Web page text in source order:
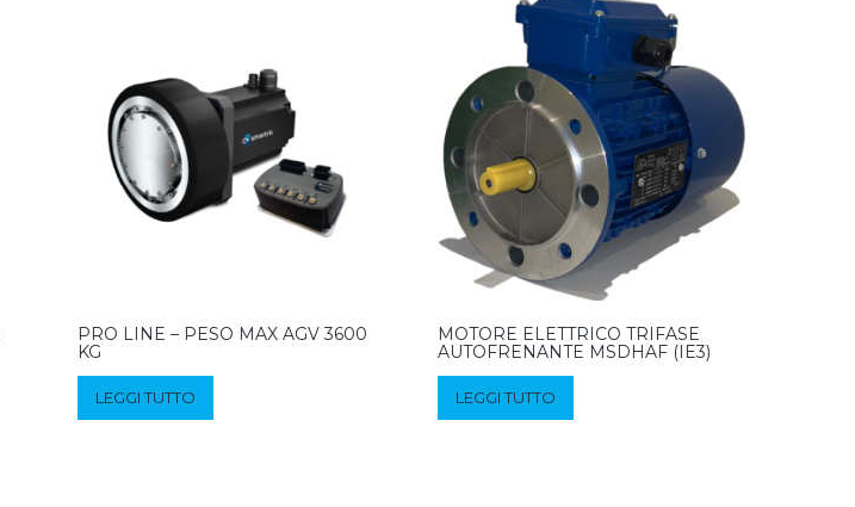
PRO LINE – PESO MAX AGV 3600
KG
LEGGI TUTTO
MOTORE ELETTRICO TRIFASE
AUTOFRENANTE MSDHAF (IE3)
LEGGI TUTTO